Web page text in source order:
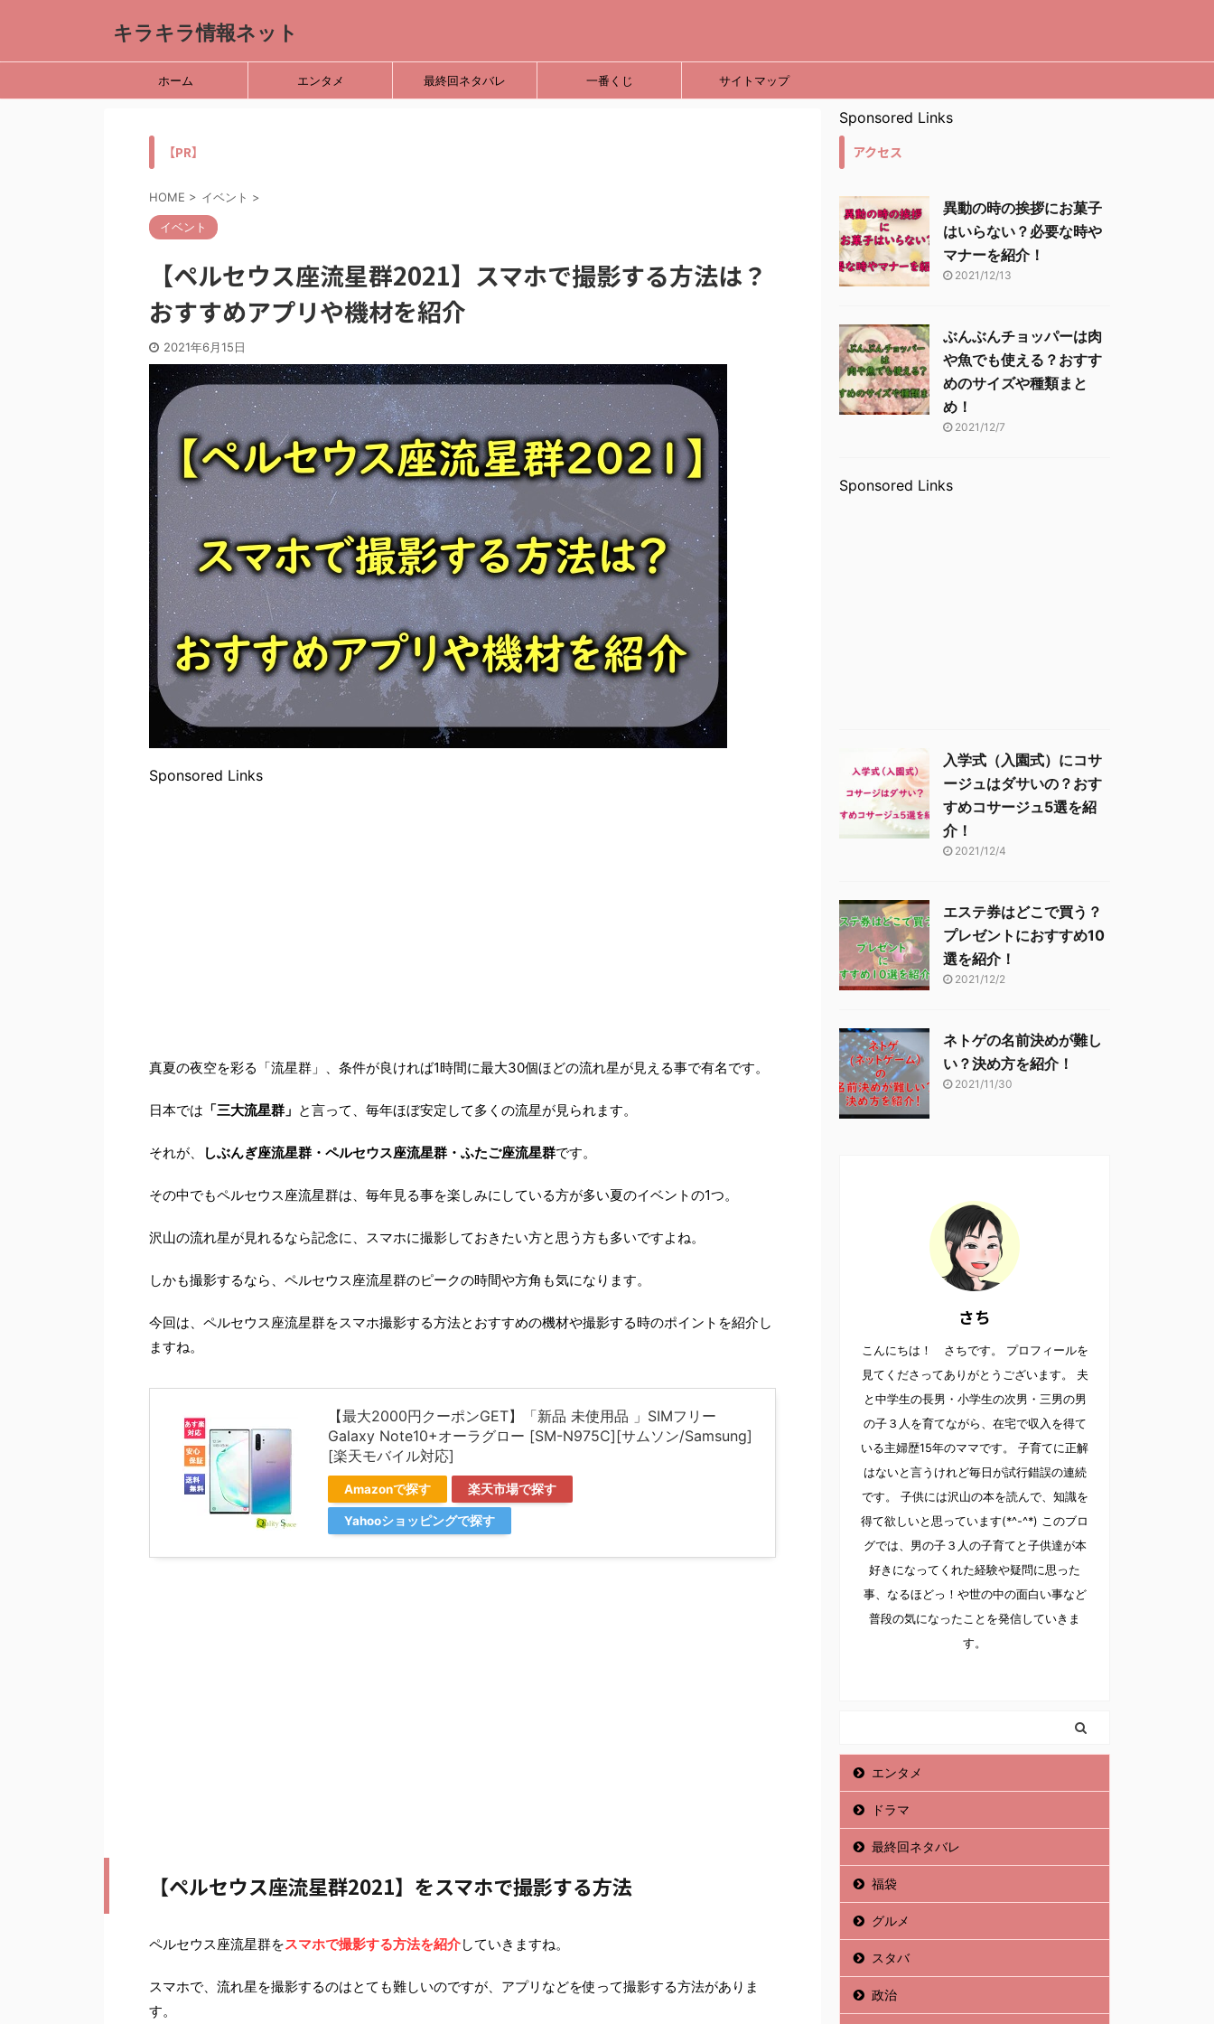
キラキラ情報ネット
ホーム エンタメ 最終回ネタバレ 一番くじ サイトマップ
【PR】
HOME > イベント >
イベント
【ペルセウス座流星群2021】スマホで撮影する方法は？
おすすめアプリや機材を紹介
2021年6月15日
Sponsored Links
真夏の夜空を彩る「流星群」、条件が良ければ1時間に最大30個ほどの流れ星が見える事で有名です。
日本では 「三大流星群」 と言って、毎年ほぼ安定して多くの流星が見られます。
それが、 しぶんぎ座流星群・ ペルセウス座流星群・ ふたご座流星群です。
その中でもペルセウス座流星群は、毎年見る事を楽しみにしている方が多い夏のイベントの1つ。
沢山の流れ星が見れるなら記念に、スマホに撮影しておきたい方と思う方も多いですよね。
しかも撮影するなら、ペルセウス座流星群のピークの時間や方角も気になります。
今回は、ペルセウス座流星群をスマホ撮影する方法とおすすめの機材や撮影する時のポイントを紹介し
ますね。
【最大2000円クーポンGET】「新品 未使用品 」SIMフリー
Galaxy Note10+オーラグロー [SM-N975C][サムソン/Samsung]
[楽天モバイル対応]
Amazonで探す 楽天市場で探す
Yahooショッピングで探す
【ペルセウス座流星群2021】をスマホで撮影する方法
ペルセウス座流星群をスマホで撮影する方法を紹介していきますね。
スマホで、流れ星を撮影するのはとても難しいのですが、アプリなどを使って撮影する方法がありま
す。
Sponsored Links
アクセス
異動の時の挨拶にお菓子
はいらない？必要な時や
マナーを紹介！
2021/12/13
ぶんぶんチョッパーは肉
や魚でも使える？おすす
めのサイズや種類まと
め！
2021/12/7
Sponsored Links
入学式（入園式）にコサ
ージュはダサいの？おす
すめコサージュ5選を紹
介！
2021/12/4
エステ券はどこで買う？
プレゼントにおすすめ10
選を紹介！
2021/12/2
ネトゲの名前決めが難し
い？決め方を紹介！
2021/11/30
さち
こんにちは！ さちです。 プロフィールを
見てくださってありがとうございます。 夫
と中学生の長男・小学生の次男・三男の男
の子３人を育てながら、在宅で収入を得て
いる主婦歴15年のママです。 子育てに正解
はないと言うけれど毎日が試行錯誤の連続
です。 子供には沢山の本を読んで、知識を
得て欲しいと思っています(*^-^*) このブロ
グでは、男の子３人の子育てと子供達が本
好きになってくれた経験や疑問に思った
事、なるほどっ！や世の中の面白い事など
普段の気になったことを発信していきま
す。
エンタメ
ドラマ
最終回ネタバレ
福袋
グルメ
スタバ
政治